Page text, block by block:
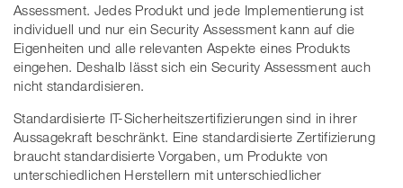
Assessment. Jedes Produkt und jede Implementierung ist
individuell und nur ein Security Assessment kann auf die
Eigenheiten und alle relevanten Aspekte eines Produkts
eingehen. Deshalb lässt sich ein Security Assessment auch
nicht standardisieren.
Standardisierte IT-Sicherheitszertifizierungen sind in ihrer
Aussagekraft beschränkt. Eine standardisierte Zertifizierung
braucht standardisierte Vorgaben, um Produkte von
unterschiedlichen Herstellern mit unterschiedlicher